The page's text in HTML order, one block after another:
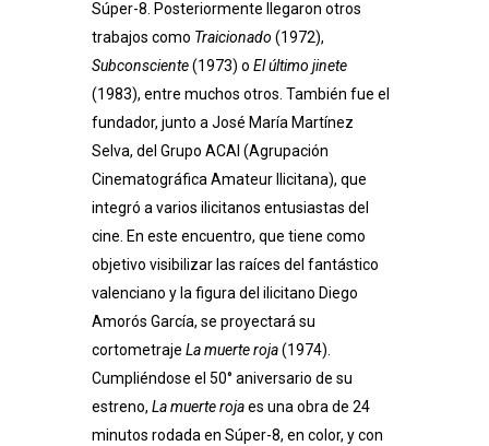
Súper-8. Posteriormente llegaron otros
trabajos como Traicionado (1972),
Subconsciente(1973) o El último jinete
(1983), entre muchos otros. También fue el
fundador, junto a José María Martínez
Selva, del Grupo ACAI (Agrupación
Cinematográfica Amateur Ilicitana), que
integró a varios ilicitanos entusiastas del
cine. En este encuentro, que tiene como
objetivo visibilizar las raíces del fantástico
valenciano y la figura del ilicitano Diego
Amorós García, se proyectará su
cortometraje La muerte roja(1974).
Cumpliéndose el 50° aniversario de su
estreno, La muerte rojaes una obra de 24
minutos rodada en Súper-8, en color, y con